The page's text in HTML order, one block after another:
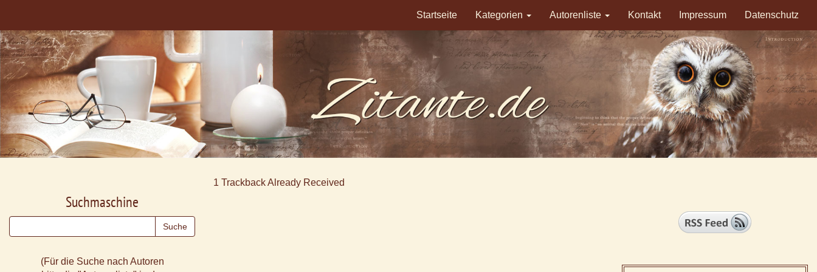
Startseite Kategorien Autorenliste Kontakt Impressum Datenschutz
1 Trackback Already Received
Suchmaschine
(Für die Suche nach Autoren